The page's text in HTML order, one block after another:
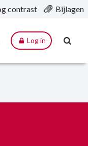
contrast Bijlagen
Log in